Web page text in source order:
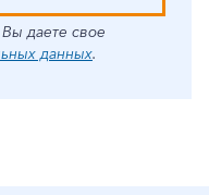
даете свое
данных.